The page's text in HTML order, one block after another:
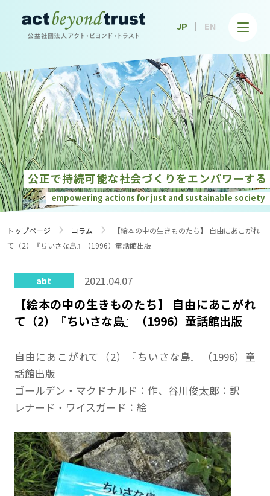
公益社団法人アクト・ビヨンド・トラスト
JP EN
公正で持続可能な社会づくりをエンパワーする
empowering actions for just and sustainable society
トップページ › コラム ›
【絵本の中の生きものたち】 自由にあこがれ
て（2）『ちいさな島』（1996）童話館出版
abt 2021.04.07
【絵本の中の生きものたち】 自由にあこがれ
て（2）『ちいさな島』（1996）童話館出版
自由にあこがれて（2）『ちいさな島』（1996）童
話館出版
ゴールデン・マクドナルド：作、谷川俊太郎：訳
レナード・ワイスガード：絵